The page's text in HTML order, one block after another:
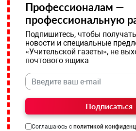
Профессионалам —
профессиональную
Подпишитесь, чтобы
новости и специальные
«Учительской газеты», не
почтового ящика
Подписаться
Соглашаюсь с политикой